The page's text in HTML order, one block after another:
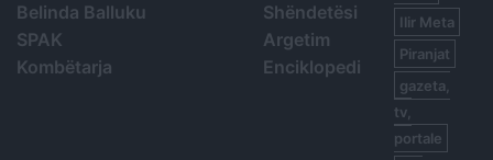
Belinda Balluku
SPAK
Kombëtarja
Shëndetësi
Argetim
Enciklopedi
Ilir Meta
Piranjat
gazeta,
tv,
portale